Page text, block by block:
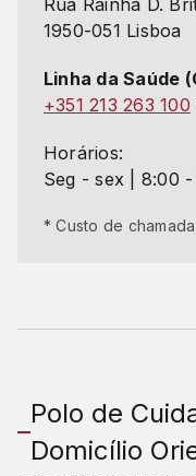
1950-051 Lisboa
Linha da Saúde
+351 213 263 100
Horários:
Seg - sex | 8:00 -
* Custo de
Polo de
Domicílio